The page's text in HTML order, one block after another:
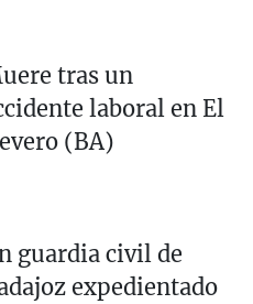
tras un
laboral en El
(BA)
guardia civil de
expedientado